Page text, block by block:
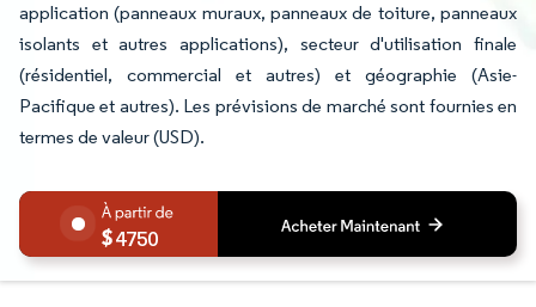
application (panneaux muraux, panneaux de toiture, panneaux
isolants et autres applications), secteur d'utilisation finale
(résidentiel, commercial et autres) et géographie (Asie-
Pacifique et autres). Les prévisions de marché sont fournies en
termes de valeur (USD).
4750